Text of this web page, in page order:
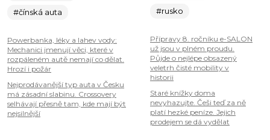
#čínská auta
Powerbanka, léky a lahev vody:
Mechanici jmenují věci, které v
rozpáleném autě nemají co dělat.
Hrozí i požár
Nejprodávanější typ auta v Česku
má zásadní slabinu. Crossovery
selhávají přesně tam, kde mají být
nejsilnější
#rusko
Přípravy 8. ročníku e-SALON
už jsou v plném proudu.
Půjde o nejlépe obsazený
veletrh čisté mobility v
historii
Staré knížky doma
nevyhazujte. Češi teď za ně
platí hezké peníze. Jejich
prodejem se dá vydělat